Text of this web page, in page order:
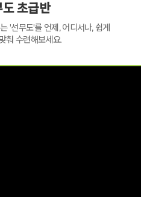
초급반
'선무도'를 언제, 어디서나, 쉽게
춰 수련해보세요.